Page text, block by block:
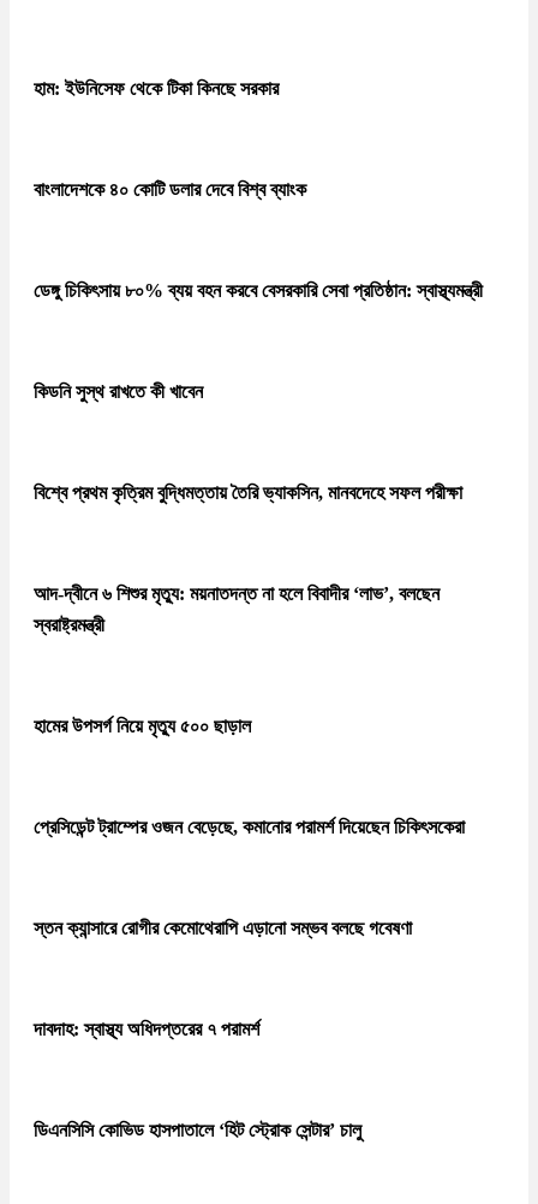
হাম: ইউনিসেফ থেকে টিকা কিনছে সরকার
বাংলাদেশকে ৪০ কোটি ডলার দেবে বিশ্ব ব্যাংক
ডেঙ্গু চিকিৎসায় ৮০% ব্যয় বহন করবে বেসরকারি সেবা প্রতিষ্ঠান: স্বাস্থ্যমন্ত্রী
কিডনি সুস্থ রাখতে কী খাবেন
বিশ্বে প্রথম কৃত্রিম বুদ্ধিমত্তায় তৈরি ভ্যাকসিন, মানবদেহে সফল পরীক্ষা
আদ-দ্বীনে ৬ শিশুর মৃত্যু: ময়নাতদন্ত না হলে বিবাদীর ‘লাভ’, বলছেন
স্বরাষ্ট্রমন্ত্রী
হামের উপসর্গ নিয়ে মৃত্যু ৫০০ ছাড়াল
প্রেসিডেন্ট ট্রাম্পের ওজন বেড়েছে, কমানোর পরামর্শ দিয়েছেন চিকিৎসকেরা
স্তন ক্যান্সারে রোগীর কেমোথেরাপি এড়ানো সম্ভব বলছে গবেষণা
দাবদাহ: স্বাস্থ্য অধিদপ্তরের ৭ পরামর্শ
ডিএনসিসি কোভিড হাসপাতালে ‘হিট স্ট্রোক সেন্টার’ চালু